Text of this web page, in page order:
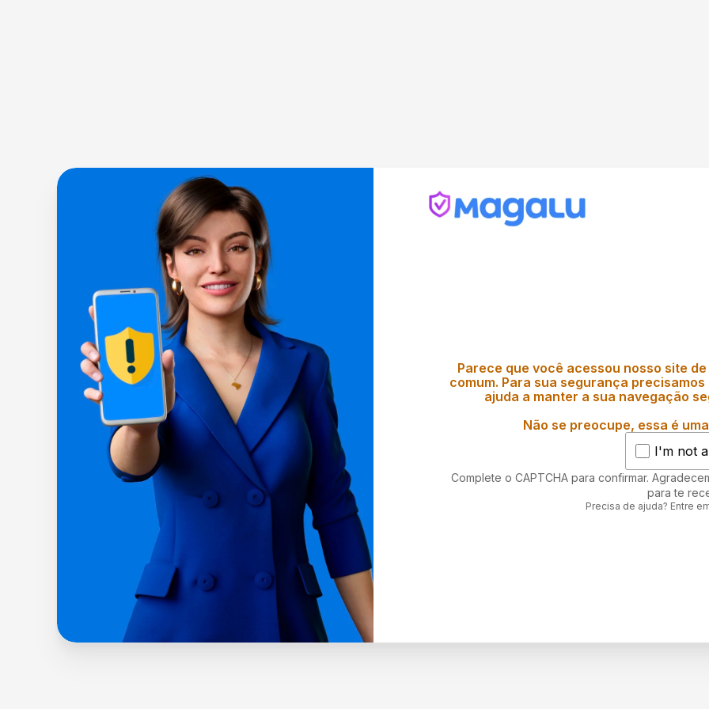
Parece que você acessou nosso site
comum. Para sua segurança
ajuda a manter a sua navegação
Não se preocupe, essa é
I'm not
Complete o CAPTCHA para confirmar.
para te
Precisa de ajuda? Entre